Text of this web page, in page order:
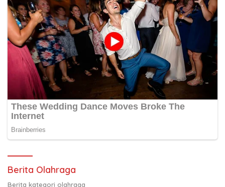
Berita Olahraga
Berita kategori olahraga